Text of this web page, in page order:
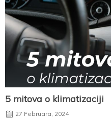
5 mitova o klimatizaciji
27 Februara, 2024